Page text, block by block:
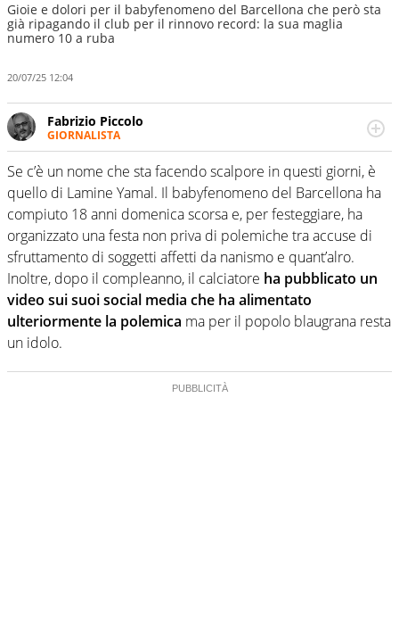
Gioie e dolori per il babyfenomeno del Barcellona che però sta
già ripagando il club per il rinnovo record: la sua maglia
numero 10 a ruba
20/07/25 12:04
Fabrizio Piccolo
GIORNALISTA
Nella sua carriera ha seguito numerose manifestazioni
sportive e collaborato con agenzie e testate. Esperienza,
competenza, conoscenza e memoria storica. Si occupa
prevalentemente di calcio
Se c’è un nome che sta facendo scalpore in questi giorni, è
quello di Lamine Yamal. Il babyfenomeno del Barcellona ha
compiuto 18 anni domenica scorsa e, per festeggiare, ha
organizzato una festa non priva di polemiche tra accuse di
sfruttamento di soggetti affetti da nanismo e quant’alro.
Inoltre, dopo il compleanno, il calciatore ha pubblicato un
video sui suoi social media che ha alimentato
ulteriormente la polemica ma per il popolo blaugrana resta
un idolo.